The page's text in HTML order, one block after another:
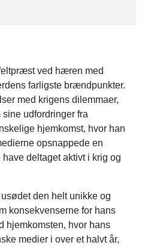
ved hæren med
farligste brændpunkter.
med krigens dilemmaer,
udfordringer fra
hjemkomst, hvor han
opsnappede en
deltaget aktivt i krig og
den helt unikke og
konsekvenserne for hans
hjemkomsten, hvor hans
medier i over et halvt år,